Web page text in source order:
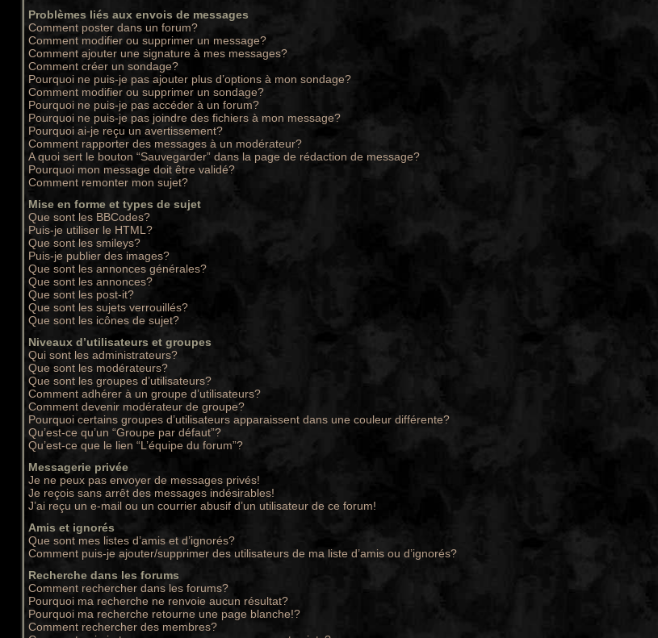
Problèmes liés aux envois de messages
Comment poster dans un forum?
Comment modifier ou supprimer un message?
Comment ajouter une signature à mes messages?
Comment créer un sondage?
Pourquoi ne puis-je pas ajouter plus d’options à mon sondage?
Comment modifier ou supprimer un sondage?
Pourquoi ne puis-je pas accéder à un forum?
Pourquoi ne puis-je pas joindre des fichiers à mon message?
Pourquoi ai-je reçu un avertissement?
Comment rapporter des messages à un modérateur?
A quoi sert le bouton “Sauvegarder” dans la page de rédaction de message?
Pourquoi mon message doit être validé?
Comment remonter mon sujet?
Mise en forme et types de sujet
Que sont les BBCodes?
Puis-je utiliser le HTML?
Que sont les smileys?
Puis-je publier des images?
Que sont les annonces générales?
Que sont les annonces?
Que sont les post-it?
Que sont les sujets verrouillés?
Que sont les icônes de sujet?
Niveaux d’utilisateurs et groupes
Qui sont les administrateurs?
Que sont les modérateurs?
Que sont les groupes d’utilisateurs?
Comment adhérer à un groupe d’utilisateurs?
Comment devenir modérateur de groupe?
Pourquoi certains groupes d’utilisateurs apparaissent dans une couleur différente?
Qu’est-ce qu’un “Groupe par défaut”?
Qu’est-ce que le lien “L’équipe du forum”?
Messagerie privée
Je ne peux pas envoyer de messages privés!
Je reçois sans arrêt des messages indésirables!
J’ai reçu un e-mail ou un courrier abusif d’un utilisateur de ce forum!
Amis et ignorés
Que sont mes listes d’amis et d’ignorés?
Comment puis-je ajouter/supprimer des utilisateurs de ma liste d’amis ou d’ignorés?
Recherche dans les forums
Comment rechercher dans les forums?
Pourquoi ma recherche ne renvoie aucun résultat?
Pourquoi ma recherche retourne une page blanche!?
Comment rechercher des membres?